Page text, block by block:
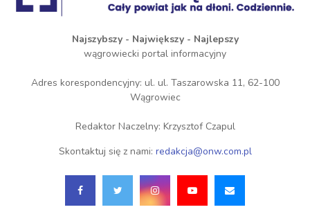
Najszybszy - Największy - Najlepszy
wągrowiecki portal informacyjny
Adres korespondencyjny: ul. ul. Taszarowska 11, 62-100
Wągrowiec
Redaktor Naczelny: Krzysztof Czapul
Skontaktuj się z nami: redakcja@onw.com.pl